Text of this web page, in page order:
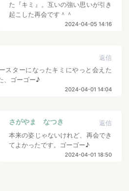
た『キミ』。互いの強い思いが引き
起こした再会です＾＾
2024-04-05 14:16
返信
スターになったキミにやっと会えた
、ゴーゴー♪
2024-04-01 14:04
さがやま なつき
返信
本来の姿じゃないけれど、再会でき
てよかったです。ゴーゴー♪
2024-04-01 18:50